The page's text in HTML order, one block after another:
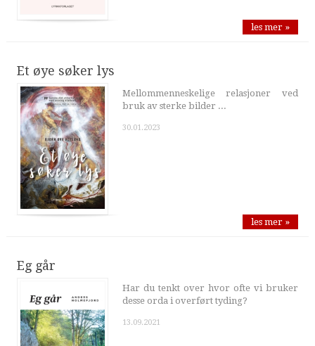
les mer »
Et øye søker lys
Mellommenneskelige relasjoner ved
bruk av sterke bilder ...
30.01.2023
les mer »
Eg går
Har du tenkt over hvor ofte vi bruker
desse orda i overført tyding?
13.09.2021